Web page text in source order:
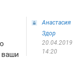
Анастасия
Здор
20.04.2019
14:20